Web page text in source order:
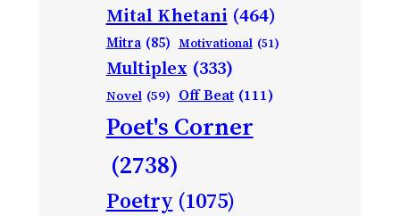
Mital Khetani (464)
Mitra (85) Motivational (51)
Multiplex (333)
Novel (59) Off Beat (111)
Poet's Corner
(2738)
Poetry (1075)